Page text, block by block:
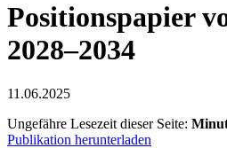
Positionspapier
2028–2034
11.06.2025
Ungefähre Lesezeit dieser Seite:
Publikation herunterladen